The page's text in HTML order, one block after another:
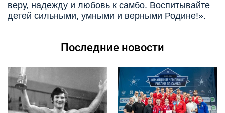
веру, надежду и любовь к самбо. Воспитывайте
детей сильными, умными и верными Родине!».
Последние новости